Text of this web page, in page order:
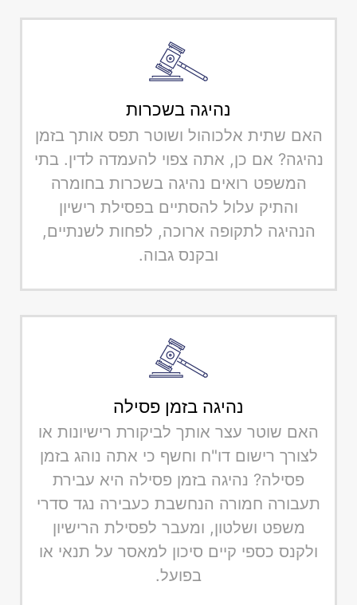
נהיגה בשכרות
האם שתית אלכוהול ושוטר תפס אותך בזמן
נהיגה? אם כן, אתה צפוי להעמדה לדין. בתי
המשפט רואים נהיגה בשכרות בחומרה
והתיק עלול להסתיים בפסילת רישיון
הנהיגה לתקופה ארוכה, לפחות לשנתיים,
ובקנס גבוה.
נהיגה בזמן פסילה
האם שוטר עצר אותך לביקורת רישיונות או
לצורך רישום דו"ח וחשף כי אתה נוהג בזמן
פסילה? נהיגה בזמן פסילה היא עבירת
תעבורה חמורה הנחשבת כעבירה נגד סדרי
משפט ושלטון, ומעבר לפסילת הרישיון
ולקנס כספי קיים סיכון למאסר על תנאי או
בפועל.